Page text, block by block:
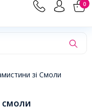
0
зі Смоли
смоли